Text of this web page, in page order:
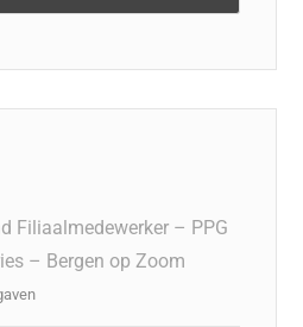
Filiaalmedewerker – PPG
– Bergen op Zoom